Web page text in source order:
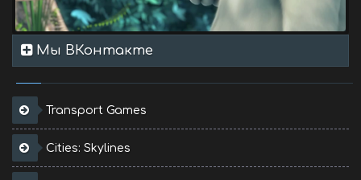
Мы ВКонтакте
Transport Games
Cities: Skylines